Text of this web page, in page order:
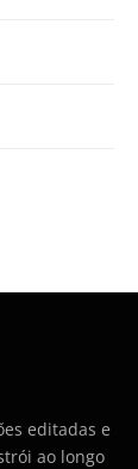
editadas e
ao longo